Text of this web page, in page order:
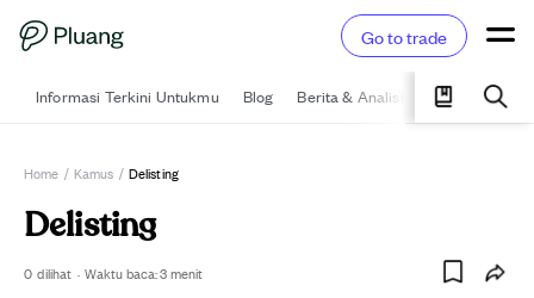
Go to trade
Informasi Terkini Untukmu Blog Berita & Analisis Pelajari
Home / Kamus / Delisting
Delisting
0 dilihat · Waktu baca:3menit